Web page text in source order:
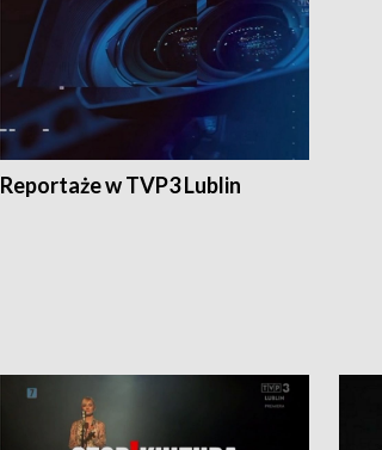
Reportaże w TVP3 Lublin